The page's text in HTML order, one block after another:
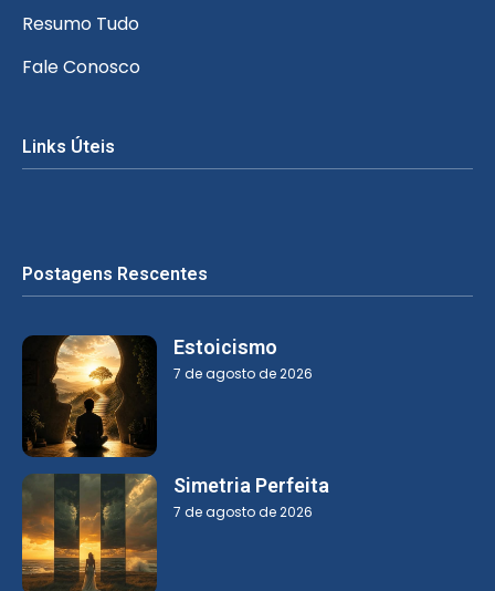
Resumo Tudo
Fale Conosco
Links Úteis
Postagens Rescentes
Estoicismo
7 de agosto de 2026
Simetria Perfeita
7 de agosto de 2026